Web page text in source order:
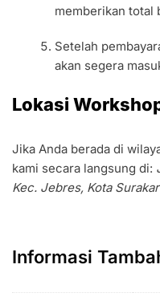
memberikan total
Setelah
akan segera
Lokasi
Jika Anda berada di
kami secara langsung di:
Kec. Jebres, Kota
Informasi